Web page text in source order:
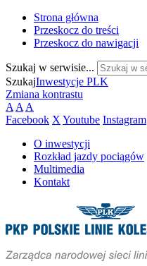
Strona główna
Przeskocz do treści
Przeskocz do nawigacji
Szukaj w serwisie...
SzukajInwestycje PLK
Zmiana kontrastu
A A A
Facebook X Youtube Instagram
O inwestycji
Rozkład jazdy pociągów
Multimedia
Kontakt